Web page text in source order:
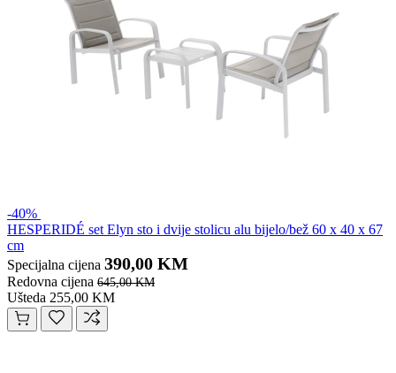
-40%
HESPERIDÉ set Elyn sto i dvije stolicu alu bijelo/bež 60 x 40 x 67
cm
Specijalna cijena 390,00 KM
Redovna cijena 645,00 KM
Ušteda 255,00 KM